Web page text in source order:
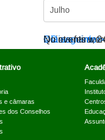
< Dia anterior
Quinta-feira,
Dia seguinte >
No events
e câmaras
dos Conselhos